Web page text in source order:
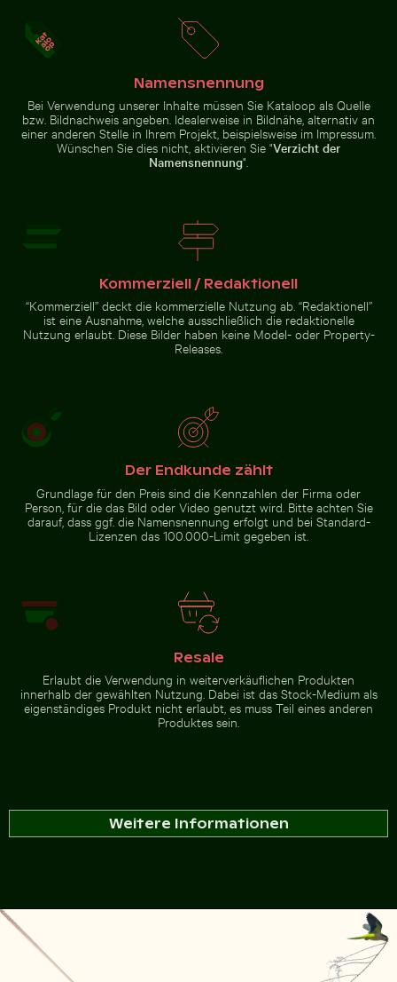
Schilf am ruhigen Seeufer bei
Dämmerung
Straßenlaterne vor
Wohngebäude
Zerstreute Eisscherben auf gefrorenem See
Zerstreute Eisscherben auf
Majestätische
Majestätische Felsformationen
Sonnenuntergang über Koh Yao Noi mit Silhouette
Silhouette
Zur Stock-Kollektion
Namensnennung
Bei Verwendung unserer Inhalte müssen Sie Kataloop als Quelle
bzw. Bildnachweis angeben. Idealerweise in Bildnähe, alternativ an
einer anderen Stelle in Ihrem Projekt, beispielsweise im Impressum.
Wünschen Sie dies nicht, aktivieren Sie "Verzicht der
Namensnennung".
Kommerziell / Redaktionell
“Kommerziell” deckt die kommerzielle Nutzung ab. “Redaktionell”
ist eine Ausnahme, welche ausschließlich die redaktionelle
Nutzung erlaubt. Diese Bilder haben keine Model- oder Property-
Releases.
Der Endkunde zählt
Grundlage für den Preis sind die Kennzahlen der Firma oder
Person, für die das Bild oder Video genutzt wird. Bitte achten Sie
darauf, dass ggf. die Namensnennung erfolgt und bei Standard-
Lizenzen das 100.000-Limit gegeben ist.
Resale
Erlaubt die Verwendung in weiterverkäuflichen Produkten
innerhalb der gewählten Nutzung. Dabei ist das Stock-Medium als
eigenständiges Produkt nicht erlaubt, es muss Teil eines anderen
Produktes sein.
Weitere Informationen